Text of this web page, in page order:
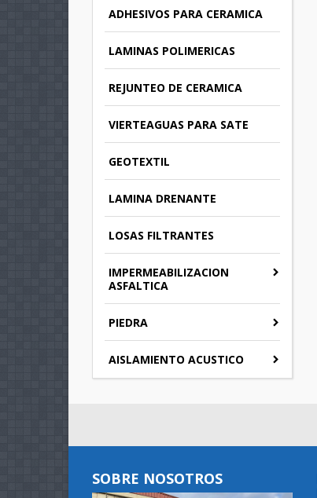
ADHESIVOS PARA CERAMICA
LAMINAS POLIMERICAS
REJUNTEO DE CERAMICA
VIERTEAGUAS PARA SATE
GEOTEXTIL
LAMINA DRENANTE
LOSAS FILTRANTES
IMPERMEABILIZACION
ASFALTICA
PIEDRA
AISLAMIENTO ACUSTICO
SOBRE NOSOTROS